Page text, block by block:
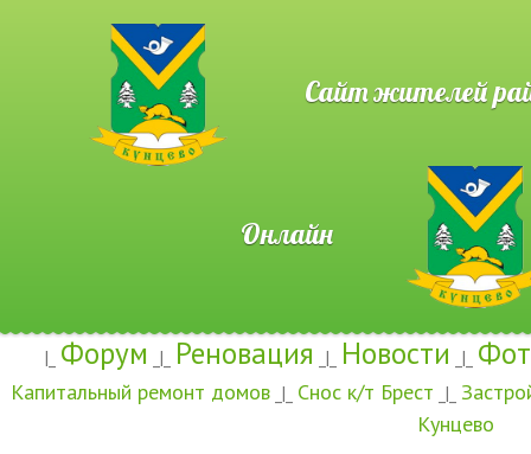
Сайт жителей
Онлайн
|_ Форум _|_ Реновация _|_ Новости _|_
Капитальный ремонт домов _|_ Снос к/т Брест _|_
Кунцево